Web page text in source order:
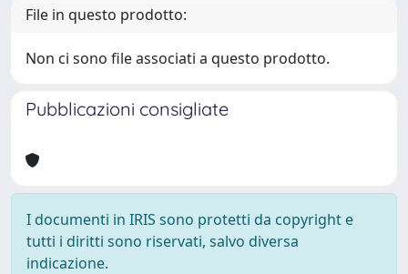
File in questo prodotto:
Non ci sono file associati a questo prodotto.
Pubblicazioni consigliate
I documenti in IRIS sono protetti da copyright e
tutti i diritti sono riservati, salvo diversa
indicazione.